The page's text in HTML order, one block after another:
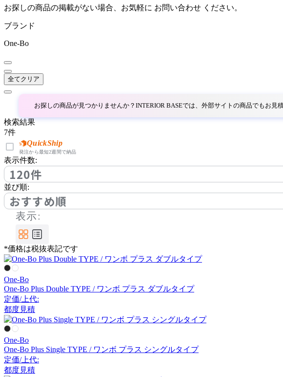
aluna
Andreu World
アンドリューワールド
ANONIMA CASTELLI
アノニマカステッリ
Another Garden
アナザーガーデン
ARIAKE
arper
arrmet
お探しの商品の掲載がない場合、お気軽に お問い合わせ ください。
ブランド
One-Bo
全てクリア
お探しの商品が見つかりませんか？INTERIOR BASEでは、外部サイトの商品でもお見
検索結果
7件
QuickShip
発注から最短2週間で納品
表示件数:
120件
並び順:
おすすめ順
表示:
*価格は税抜表記です
One-Bo
One-Bo Plus Double TYPE / ワンボ プラス ダブルタイプ
定価/上代:
都度見積
One-Bo
One-Bo Plus Single TYPE / ワンボ プラス シングルタイプ
定価/上代:
都度見積